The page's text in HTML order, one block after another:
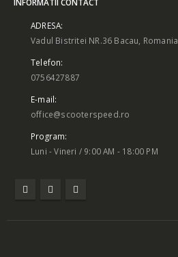
INFORMATII CONTACT
ADRESA:
Vadul Bistritei NR.36 Bacau, Romania
Telefon:
0756427887
E-mail:
office@scooterspeed.ro
Program:
Luni - Vineri / 9:00 AM - 18:00 PM